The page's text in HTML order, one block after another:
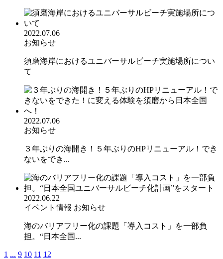
2022.07.06
お知らせ
須磨海岸におけるユニバーサルビーチ実施場所につい
て
2022.07.06
お知らせ
３年ぶりの海開き！５年ぶりのHPリニューアル！でき
ないをでき...
2022.06.22
イベント情報 お知らせ
海のバリアフリー化の課題「導入コスト」を一部負
担。“日本全国...
1 ... 9 10 11 12